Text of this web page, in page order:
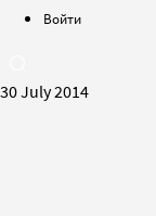
Войти
30 July 2014